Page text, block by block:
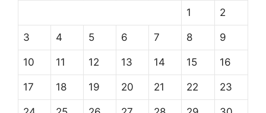
1 2
3 4 5 6 7 8 9
10 11 12 13 14 15 16
17 18 19 20 21 22 23